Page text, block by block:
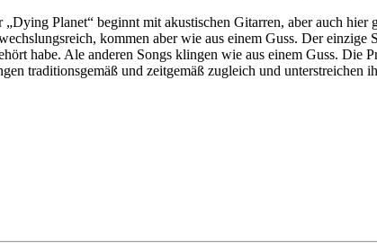
„Dying Planet“ beginnt mit akustischen Gitarren, aber auch
kommen aber wie aus einem Guss. Der
habe. Ale anderen Songs klingen wie aus einem Guss.
traditionsgemäß und zeitgemäß zugleich und